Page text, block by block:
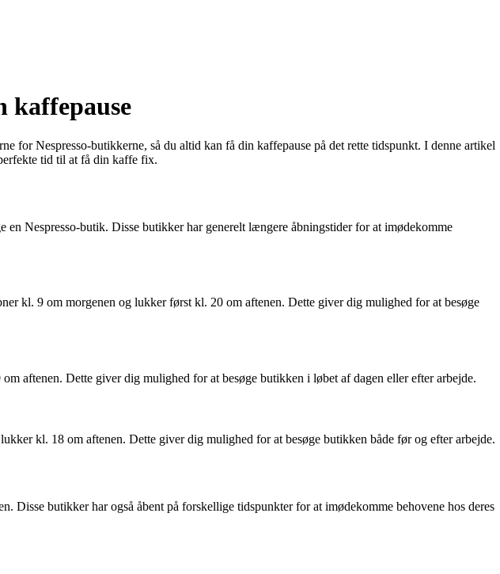
kaffepause
for Nespresso-butikkerne, så du altid kan få din kaffepause på det rette tidspunkt. I denne artikel
tid til at få din kaffe fix.
Nespresso-butik. Disse butikker har generelt længere åbningstider for at imødekomme
kl. 9 om morgenen og lukker først kl. 20 om aftenen. Dette giver dig mulighed for at besøge
aftenen. Dette giver dig mulighed for at besøge butikken i løbet af dagen eller efter arbejde.
kl. 18 om aftenen. Dette giver dig mulighed for at besøge butikken både før og efter arbejde.
butikker har også åbent på forskellige tidspunkter for at imødekomme behovene hos deres